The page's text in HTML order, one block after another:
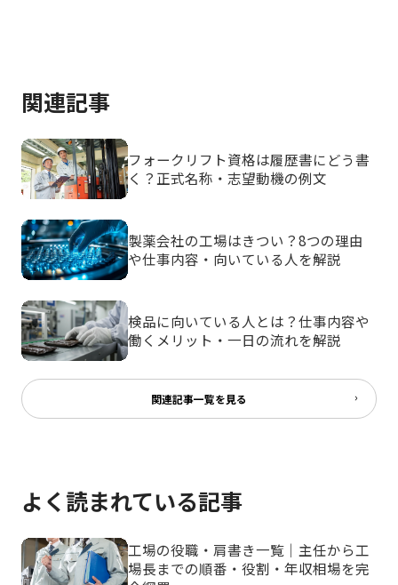
関連記事
フォークリフト資格は履歴書にどう書
く？正式名称・志望動機の例文
製薬会社の工場はきつい？8つの理由
や仕事内容・向いている人を解説
検品に向いている人とは？仕事内容や
働くメリット・一日の流れを解説
関連記事一覧を見る
よく読まれている記事
工場の役職・肩書き一覧｜主任から工
場長までの順番・役割・年収相場を完